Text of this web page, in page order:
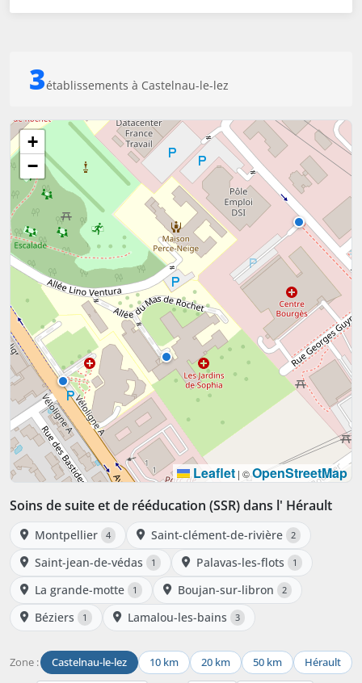
3établissements à Castelnau-le-lez
+
−
Leaflet | ©OpenStreetMap
Soins de suite et de rééducation (SSR) dans l' Hérault
Montpellier 4 Saint-clément-de-rivière 2
Saint-jean-de-védas 1 Palavas-les-flots 1
La grande-motte 1 Boujan-sur-libron 2
Béziers 1 Lamalou-les-bains 3
Zone : Castelnau-le-lez 10 km 20 km 50 km Hérault